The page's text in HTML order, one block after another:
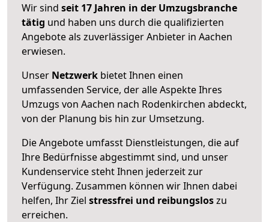
Wir sind seit 17 Jahren in der Umzugsbranche
tätig und haben uns durch die qualifizierten
Angebote als zuverlässiger Anbieter in Aachen
erwiesen.
Unser Netzwerk bietet Ihnen einen
umfassenden Service, der alle Aspekte Ihres
Umzugs von Aachen nach Rodenkirchen abdeckt,
von der Planung bis hin zur Umsetzung.
Die Angebote umfasst Dienstleistungen, die auf
Ihre Bedürfnisse abgestimmt sind, und unser
Kundenservice steht Ihnen jederzeit zur
Verfügung. Zusammen können wir Ihnen dabei
helfen, Ihr Ziel stressfrei und reibungsloszu
erreichen.